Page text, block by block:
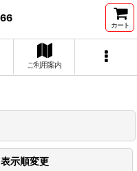
カート
ご利用案内
表示順変更